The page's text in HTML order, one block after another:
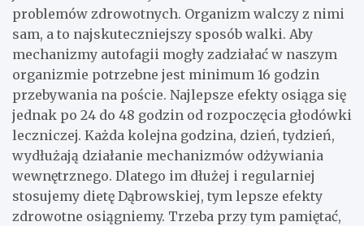
problemów zdrowotnych. Organizm walczy z nimi
sam, a to najskuteczniejszy sposób walki. Aby
mechanizmy autofagii mogły zadziałać w naszym
organizmie potrzebne jest minimum 16 godzin
przebywania na poście. Najlepsze efekty osiąga się
jednak po 24 do 48 godzin od rozpoczęcia głodówki
leczniczej. Każda kolejna godzina, dzień, tydzień,
wydłużają działanie mechanizmów odżywiania
wewnętrznego. Dlatego im dłużej i regularniej
stosujemy dietę Dąbrowskiej, tym lepsze efekty
zdrowotne osiągniemy. Trzeba przy tym pamiętać,